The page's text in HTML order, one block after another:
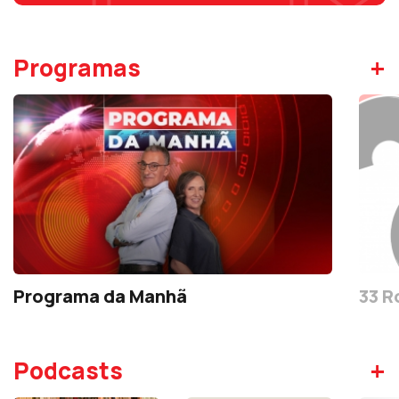
Programas +
Programa da Manhã 33
Podcasts +